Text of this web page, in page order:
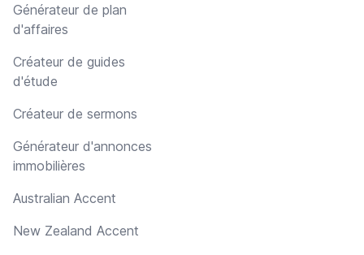
Générateur de plan
d'affaires
Créateur de guides
d'étude
Créateur de sermons
Générateur d'annonces
immobilières
Australian Accent
New Zealand Accent